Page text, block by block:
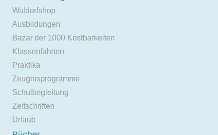
Waldorfshop
Ausbildungen
Bazar der 1000 Kostbarkeiten
Klassenfahrten
Praktika
Zeugnisprogramme
Schulbegleitung
Zeitschriften
Urlaub